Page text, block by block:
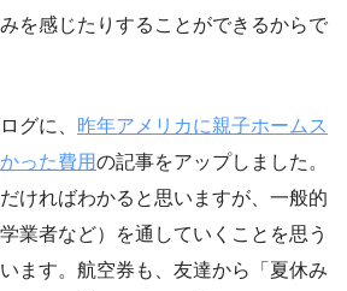
を感じたりすることができるからで
グに、 昨年アメリカに親子ホームス
った費用の記事をアップしました。
ければわかると思いますが、一般的
業者など）を通していくことを思う
ます。航空券も、友達から「夏休み